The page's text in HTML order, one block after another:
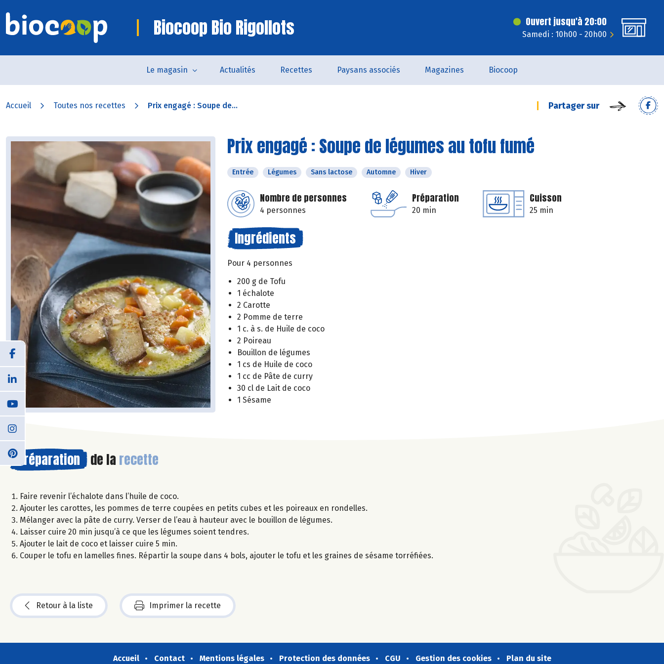
Biocoop Bio Rigollots Ouvert jusqu'à 20:00
Samedi : 10h00 - 20h00
Le magasin Actualités Recettes Paysans associés Magazines Biocoop
Accueil Toutes nos recettes Prix engagé : Soupe de... Partager sur
Prix engagé : Soupe de légumes au tofu fumé
Entrée Légumes Sans lactose Automne Hiver
Nombre de personnes
4 personnes
Préparation
20 min
Cuisson
25 min
Ingrédients
Pour 4 personnes
200 g de Tofu
1 échalote
2 Carotte
2 Pomme de terre
1 c. à s. de Huile de coco
2 Poireau
Bouillon de légumes
1 cs de Huile de coco
1 cc de Pâte de curry
30 cl de Lait de coco
1 Sésame
Préparation de la recette
Faire revenir l’échalote dans l’huile de coco.
Ajouter les carottes, les pommes de terre coupées en petits cubes et les poireaux en rondelles.
Mélanger avec la pâte de curry. Verser de l’eau à hauteur avec le bouillon de légumes.
Laisser cuire 20 min jusqu’à ce que les légumes soient tendres.
Ajouter le lait de coco et laisser cuire 5 min.
Couper le tofu en lamelles fines. Répartir la soupe dans 4 bols, ajouter le tofu et les graines de sésame torréfiées.
Retour à la liste Imprimer la recette
Accueil Contact Mentions légales Protection des données CGU Gestion des cookies Plan du site